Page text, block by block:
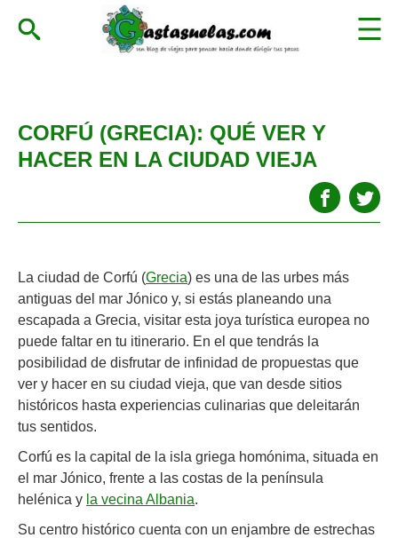
CORFÚ (GRECIA): QUÉ VER Y
HACER EN LA CIUDAD VIEJA
La ciudad de Corfú (Grecia) es una de las urbes más
antiguas del mar Jónico y, si estás planeando una
escapada a Grecia, visitar esta joya turística europea no
puede faltar en tu itinerario. En el que tendrás la
posibilidad de disfrutar de infinidad de propuestas que
ver y hacer en su ciudad vieja, que van desde sitios
históricos hasta experiencias culinarias que deleitarán
tus sentidos.
Corfú es la capital de la isla griega homónima, situada en
el mar Jónico, frente a las costas de la península
helénica y la vecina Albania.
Su centro histórico cuenta con un enjambre de estrechas